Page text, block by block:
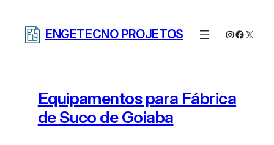
ENGETECNO PROJETOS Instagram
X
Equipamentos para Fábrica
de Suco de Goiaba